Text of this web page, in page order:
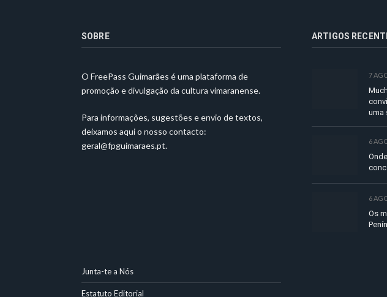
SOBRE
O FreePass Guimarães é uma plataforma de
promoção e divulgação da cultura vimaranense.
Para informações, sugestões e envio de textos,
deixamos aqui o nosso contacto:
geral@fpguimaraes.pt.
ARTIGOS
7
uma
6
6
Os
Junta-te a Nós
Estatuto Editorial